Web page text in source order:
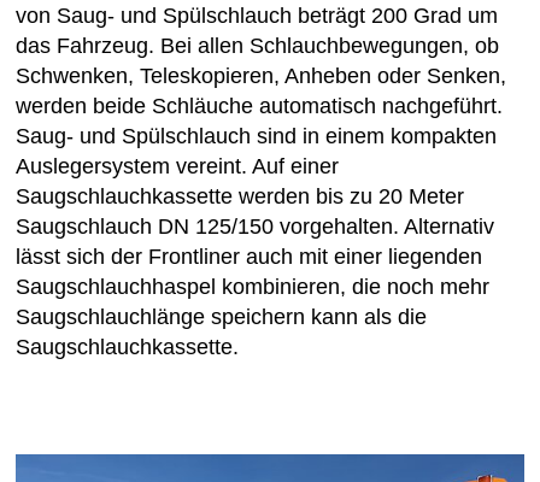
von Saug- und Spülschlauch beträgt 200 Grad um
das Fahrzeug. Bei allen Schlauchbewegungen, ob
Schwenken, Teleskopieren, Anheben oder Senken,
werden beide Schläuche automatisch nachgeführt.
Saug- und Spülschlauch sind in einem kompakten
Auslegersystem vereint. Auf einer
Saugschlauchkassette werden bis zu 20 Meter
Saugschlauch DN 125/150 vorgehalten. Alternativ
lässt sich der Frontliner auch mit einer liegenden
Saugschlauchhaspel kombinieren, die noch mehr
Saugschlauchlänge speichern kann als die
Saugschlauchkassette.